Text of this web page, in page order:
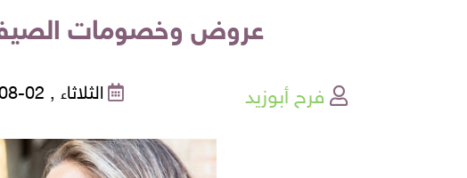
عروض وخصومات
فرح أبوزيد الثلاثاء , 02-08-2022